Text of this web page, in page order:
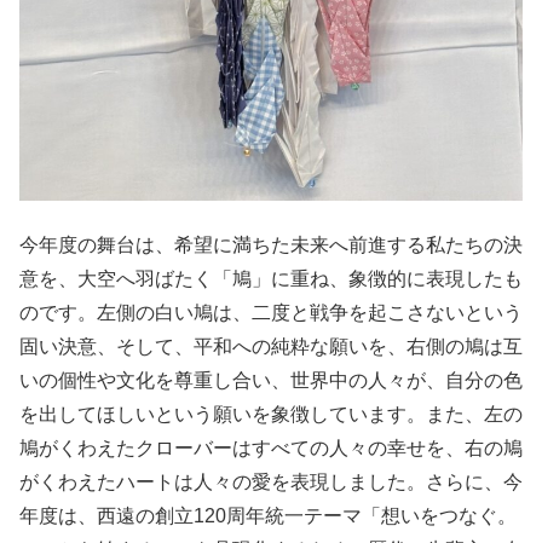
今年度の舞台は、希望に満ちた未来へ前進する私たちの決
意を、大空へ羽ばたく「鳩」に重ね、象徴的に表現したも
のです。左側の白い鳩は、二度と戦争を起こさないという
固い決意、そして、平和への純粋な願いを、右側の鳩は互
いの個性や文化を尊重し合い、世界中の人々が、自分の色
を出してほしいという願いを象徴しています。また、左の
鳩がくわえたクローバーはすべての人々の幸せを、右の鳩
がくわえたハートは人々の愛を表現しました。さらに、今
年度は、西遠の創立120周年統一テーマ「想いをつなぐ。